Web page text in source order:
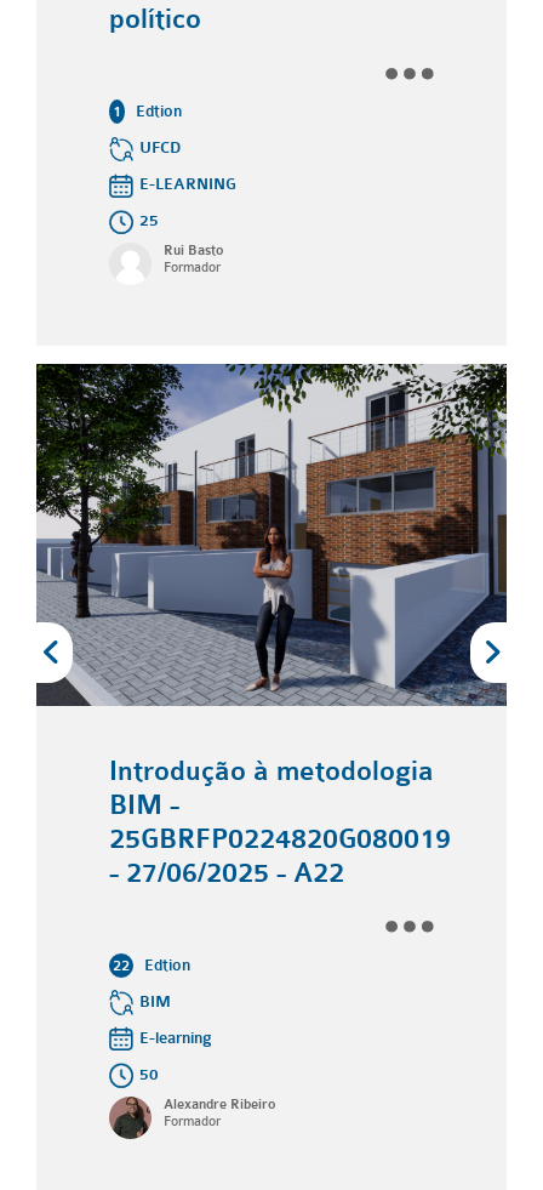
político
1
Edtion
UFCD
E-LEARNING
25
Rui Basto
Formador
Introdução à metodologia
BIM -
25GBRFP0224820G080019
- 27/06/2025 - A22
22
Edtion
BIM
E-learning
50
Alexandre Ribeiro
Formador